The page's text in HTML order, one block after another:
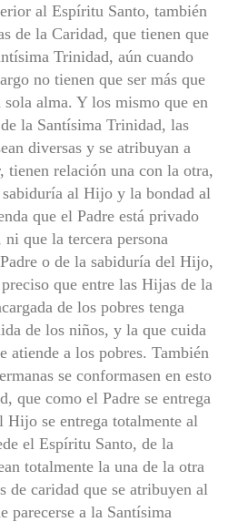
al Espíritu Santo, también
de la Caridad, que tienen que
Trinidad, aún cuando
no tienen que ser más que
alma. Y los mismo que en
la Santísima Trinidad, las
diversas y se atribuyan a
tienen relación una con la otra,
al Hijo y la bondad al
que el Padre está privado
que la tercera persona
o de la sabiduría del Hijo,
que entre las Hijas de la
de los pobres tenga
de los niños, y la que cuida
atiende a los pobres. También
se conformasen en esto
que como el Padre se entrega
se entrega totalmente al
el Espíritu Santo, de la
totalmente la una de la otra
de caridad que se atribuyen al
parecerse a la Santísima